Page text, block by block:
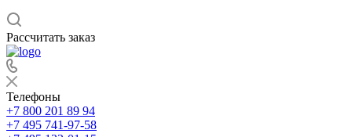
Рассчитать заказ
Телефоны
+7 800 201 89 94
+7 495 741-97-58